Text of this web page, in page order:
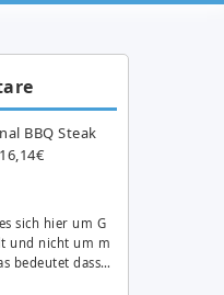
BBQ Steak
sich hier um G
und nicht um m
bedeutet dass…